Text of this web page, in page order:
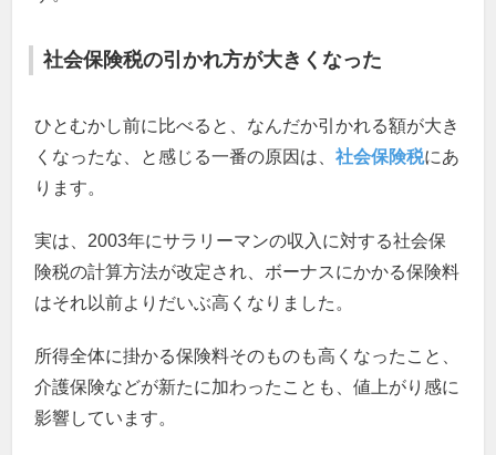
社会保険税の引かれ方が大きくなった
ひとむかし前に比べると、なんだか引かれる額が大き
くなったな、と感じる一番の原因は、社会保険税にあ
ります。
実は、2003年にサラリーマンの収入に対する社会保
険税の計算方法が改定され、ボーナスにかかる保険料
はそれ以前よりだいぶ高くなりました。
所得全体に掛かる保険料そのものも高くなったこと、
介護保険などが新たに加わったことも、値上がり感に
影響しています。